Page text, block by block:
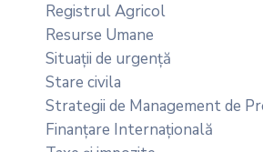
Registrul Agricol
Resurse Umane
Situații de urgență
Stare civila
Strategii de Management de
Finanțare Internațională